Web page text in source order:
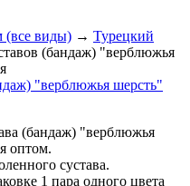
(все виды) → Турецкий
(бандаж) "верблюжья
(бандаж) "верблюжья
оптом.
сустава.
1 пара одного цвета